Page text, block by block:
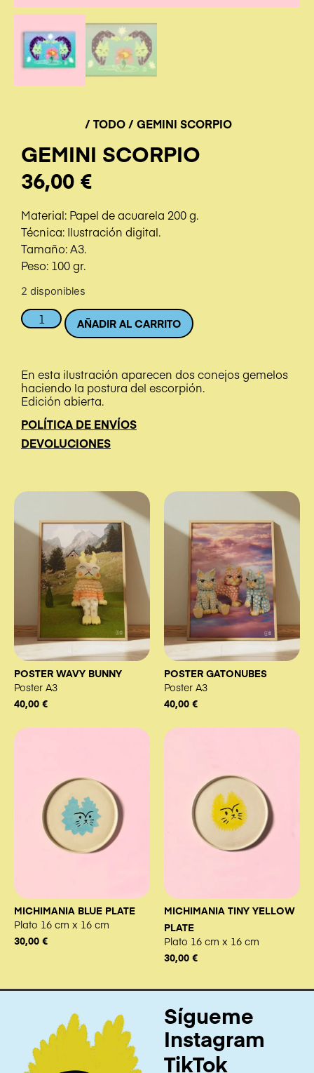
/ TODO / GEMINI SCORPIO
GEMINI SCORPIO
36,00 €
Material: Papel de acuarela 200 g.
Técnica: Ilustración digital.
Tamaño: A3.
Peso: 100 gr.
2 disponibles
AÑADIR AL CARRITO
En esta ilustración aparecen dos conejos gemelos
haciendo la postura del escorpión.
Edición abierta.
POLÍTICA DE ENVÍOS
DEVOLUCIONES
POSTER WAVY BUNNY
Poster A3
40,00 €
POSTER GATONUBES
Poster A3
40,00 €
MICHIMANIA BLUE PLATE
Plato 16 cm x 16 cm
30,00 €
MICHIMANIA TINY YELLOW
PLATE
Plato 16 cm x 16 cm
30,00 €
Sígueme
Instagram
TikTok